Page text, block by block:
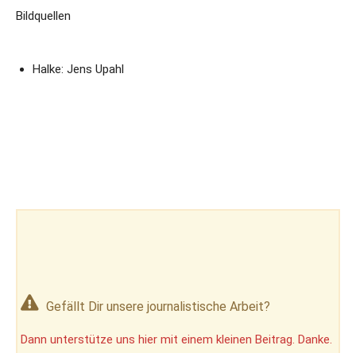
Bildquellen
Halke: Jens Upahl
Gefällt Dir unsere journalistische Arbeit?
Dann unterstütze uns hier mit einem kleinen Beitrag. Danke.